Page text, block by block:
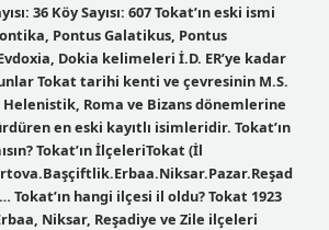
36 Köy Sayısı: 607 Tokat’ın eski ismi
Pontus Galatikus, Pontus
Dokia kelimeleri İ.D. ER’ye kadar
Tokat tarihi kenti ve çevresinin M.S.
Helenistik, Roma ve Bizans dönemlerine
en eski kayıtlı isimleridir. Tokat’ın
Tokat’ın İlçeleriTokat (İl
hangi ilçesi il oldu? Tokat 1923
Niksar, Reşadiye ve Zile ilçeleri